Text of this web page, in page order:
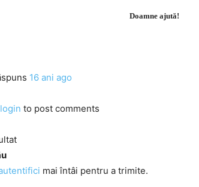
Doamne ajută!
16 ani ago
login to post comments
mai întâi pentru a trimite.